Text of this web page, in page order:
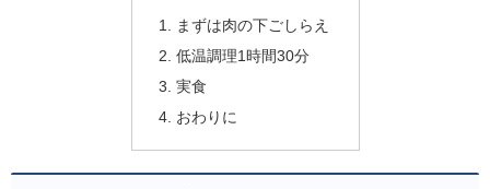
まずは肉の下ごしらえ
低温調理1時間30分
実食
おわりに